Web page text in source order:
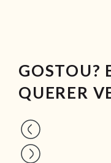
GOSTOU?
QUERER